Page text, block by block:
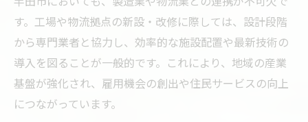
半田市や田原市で進化する建設事業の最新動向
建設事業の最新トレンドと地域産業への波
及
半田市・田原市の建設業界で注目の新技術
導入
す。工場や物流拠点の新設・改修に際しては、設計段階
から専門業者と協力し、効率的な施設配置や最新技術の
導入を図ることが一般的です。これにより、地域の産業
基盤が強化され、雇用機会の創出や住民サービスの向上
につながっています。